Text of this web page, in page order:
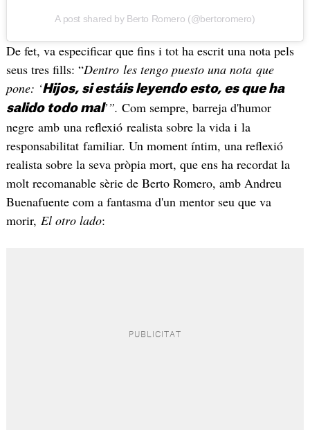
A post shared by Berto Romero (@bertoromero)
De fet, va especificar que fins i tot ha escrit una nota pels
seus tres fills: “Dentro les tengo puesto una nota que
pone: ‘Hijos, si estáis leyendo esto, es que ha
salido todo mal’”. Com sempre, barreja d'humor
negre amb una reflexió realista sobre la vida i la
responsabilitat familiar. Un moment íntim, una reflexió
realista sobre la seva pròpia mort, que ens ha recordat la
molt recomanable sèrie de Berto Romero, amb Andreu
Buenafuente com a fantasma d'un mentor seu que va
morir, El otro lado: